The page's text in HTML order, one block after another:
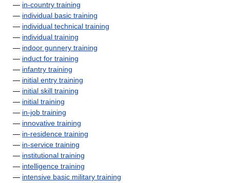
— in-country training
— individual basic training
— individual technical training
— individual training
— indoor gunnery training
— induct for training
— infantry training
— initial entry training
— initial skill training
— initial training
— in-job training
— innovative training
— in-residence training
— in-service training
— institutional training
— intelligence training
— intensive basic military training